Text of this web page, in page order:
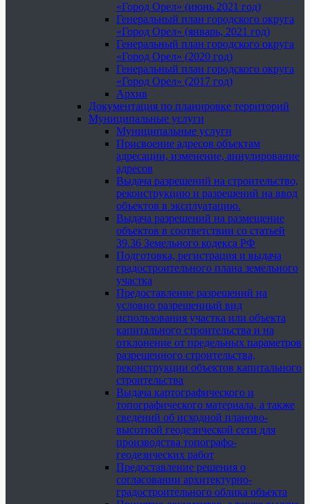
«Город Орел» (июнь 2021 год)
Генеральный план городского округа
«Город Орел» (январь, 2021 год)
Генеральный план городского округа
«Город Орел» (2020 год)
Генеральный план городского округа
«Город Орел» (2017 год)
Архив
Документация по планировке территорий
Муниципальные услуги
Муниципальные услуги
Присвоение адресов объектам
адресации, изменение, аннулирование
адресов
Выдача разрешений на строительство,
реконструкцию и разрешений на ввод
объектов в эксплуатацию.
Выдача разрешений на размещение
объектов в соответствии со статьей
39.36 Земельного кодекса РФ
Подготовка, регистрация и выдача
градостроительного плана земельного
участка
Предоставление разрешений на
условно разрешенный вид
использования участка или объекта
капитального строительства и на
отклонение от предельных параметров
разрешенного строительства,
реконструкции объектов капитального
строительства
Выдача картографического и
топографического материала, а также
сведений об исходной планово-
высотной геодезической сети для
производства топографо-
геодезических работ
Предоставление решения о
согласовании архитектурно-
градостроительного облика объекта